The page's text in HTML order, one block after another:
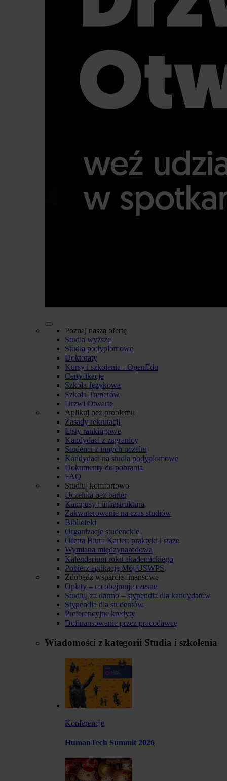
Poznaj naszą ofertę
Studia wyższe
Studia podyplomowe
Doktoraty
Kursy i szkolenia - OpenEdu
Certyfikacje
Szkoła Językowa
Szkoła Trenerów
Drzwi Otwarte
Aplikuj bez problemu
Zasady rekrutacji
Listy rankingowe
Kandydaci z zagranicy
Studenci z innych uczelni
Kandydaci na studia podyplomowe
Dokumenty do pobrania
FAQ
Studiuj komfortowo
Uczelnia bez barier
Kampusy i infrastruktura
Zakwaterowanie na czas studiów
Biblioteki
Organizacje studenckie
Oferta Biura Karier: praktyki i staże
Wymiana międzynarodowa
Kalendarium roku akademickiego
Pobierz aplikację Mój USWPS
Zdobądź wsparcie finansowe
Opłaty – co obejmuje czesne
Studiuj za darmo – stypendia dla kandydatów
Stypendia dla studentów
Preferencyjne kredyty
Dofinansowanie przez pracodawcę
Wiadomości z kategorii Studia i szkolenia
Konferencje
HumanTech Summit 2026